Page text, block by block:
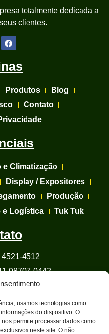
usamos tecnologias como
do dispositivo. O
permite processar dados como
neste site. O não
totalmente dedicada a
clientes.
Produtos
Blog
Contato
e Climatização
Display / Expositores
Produção
e Logística Tuk Tuk
4521-4512
98707-0442
Várzea Paulista - SP